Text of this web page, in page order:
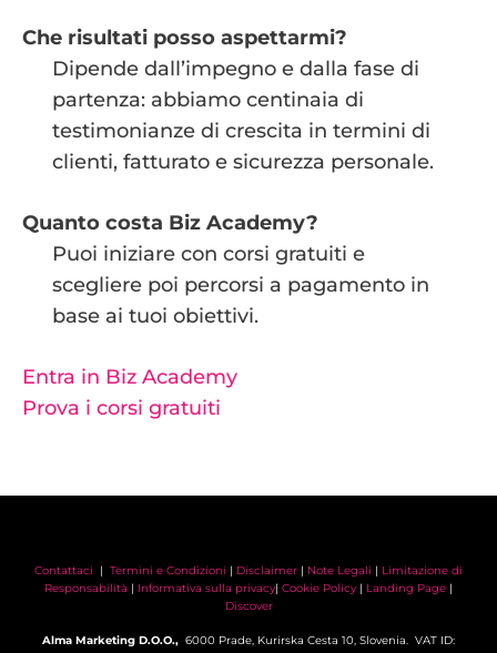
Che risultati posso aspettarmi?
Dipende dall’impegno e dalla fase di
partenza: abbiamo centinaia di
testimonianze di crescita in termini di
clienti, fatturato e sicurezza personale.
Quanto costa Biz Academy?
Puoi iniziare con corsi gratuiti e
scegliere poi percorsi a pagamento in
base ai tuoi obiettivi.
Entra in Biz Academy
Prova i corsi gratuiti
Contattaci | Termini e Condizioni | Disclaimer | Note Legali | Limitazione di
Responsabilità | Informativa sulla privacy| Cookie Policy | Landing Page |
Discover
Alma Marketing D.O.O., 6000 Prade, Kurirska Cesta 10, Slovenia. VAT ID: